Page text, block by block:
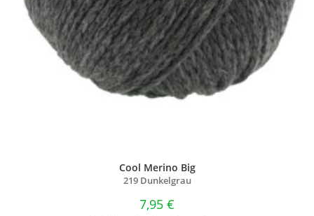
Cool Merino Big
219 Dunkelgrau
7,95 €